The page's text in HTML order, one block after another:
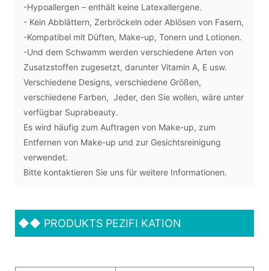
-Hypoallergen – enthält keine Latexallergene.
- Kein Abblättern, Zerbröckeln oder Ablösen von Fasern,
-Kompatibel mit Düften, Make-up, Tonern und Lotionen.
-Und dem Schwamm werden verschiedene Arten von
Zusatzstoffen zugesetzt, darunter Vitamin A, E usw.
Verschiedene Designs, verschiedene Größen,
verschiedene Farben, Jeder, den Sie wollen, wäre unter
verfügbar Suprabeauty.
Es wird häufig zum Auftragen von Make-up, zum
Entfernen von Make-up und zur Gesichtsreinigung
verwendet.
Bitte kontaktieren Sie uns für weitere Informationen.
◆◆ PRODUKTS PEZIFI KATION